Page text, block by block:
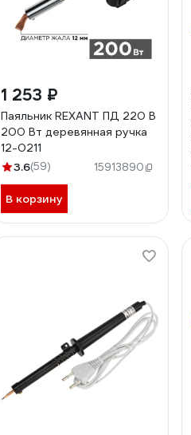
1 253 ₽
Паяльник REXANT ПД 220 В
200 Вт деревянная ручка
12-0211
3.6(59) 15913890
В корзину